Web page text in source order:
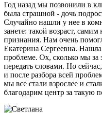
Год назад мы позвонили в
была страшной - дочь
Случайно нашли у нее в
занете: такой возраст,
признания. Нам очень
Екатерина Сергеевна. Нашла
проблеме. Ох, сколько мы за
передать словами. Но
и после разбора всей
мы все стали взрослее и
благодарим центр за такую